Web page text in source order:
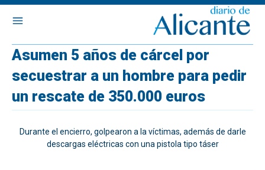
Asumen 5 años de cárcel por
secuestrar a un hombre para pedir
un rescate de 350.000 euros
Durante el encierro, golpearon a la víctimas, además de darle
descargas eléctricas con una pistola tipo táser